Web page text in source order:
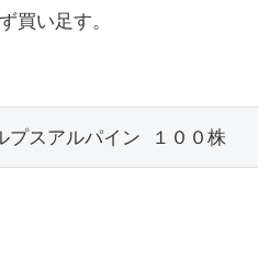
買い足す。
プスアルパイン １００株